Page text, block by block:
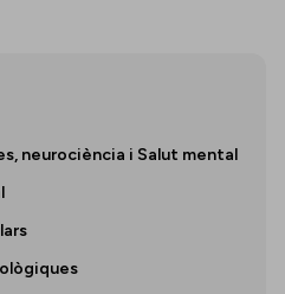
neurociència i Salut mental